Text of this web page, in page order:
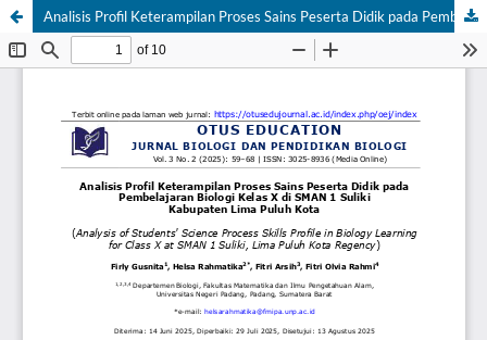
Analisis Profil Keterampilan Proses Sains Peserta Didik pada Pembelajaran Biologi Kelas X di SMAN 1 Suliki Kabupaten Lima Puluh Kota